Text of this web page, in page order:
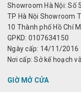
Showroom Hà Nội: Số
TP Hà Nội Showroom
10 Thành phố Hồ Chí
GPKD: 0107634150
Ngày cấp: 14/11/2016
Nơi cấp: Sở kế hoạch
GIỜ MỞ CỬA